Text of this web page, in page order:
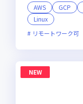
AWS
GCP
Linux
リモートワーク可
NEW